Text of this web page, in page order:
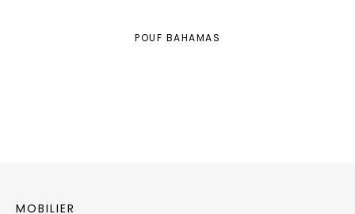
POUF BAHAMAS
MOBILIER